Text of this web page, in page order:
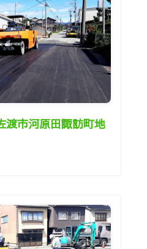
渡市河原田諏訪町地